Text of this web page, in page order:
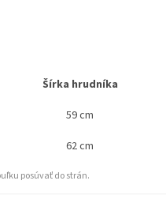
Šírka hrudníka
59 cm
62 cm
posúvať do strán.